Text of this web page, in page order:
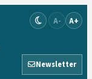
A- A+
Newsletter